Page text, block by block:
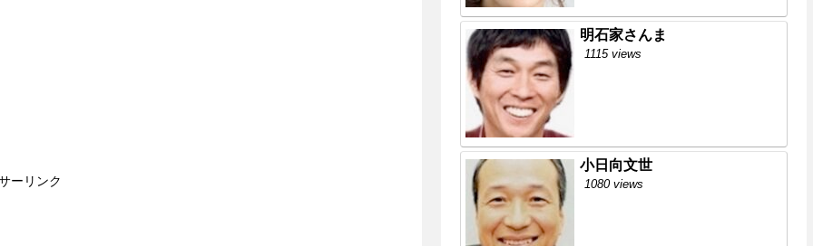
ーリンク
明石家さんま
1115 views
小日向文世
1080 views